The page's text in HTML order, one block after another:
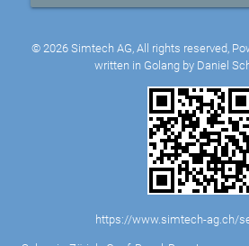
© 2026 Simtech AG, All rights reserved,
written in Golang by Daniel
https://www.simtech-ag.ch/